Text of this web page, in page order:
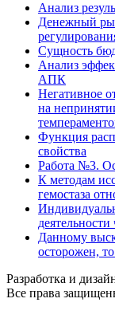
Анализ
Денежный
Сущность
Анализ
АПК
Негативное
на
Функция
свойства
Работа №3.
К методам
гемостаза
деятельности
Данному
осторожен,
Разработка и
Все права